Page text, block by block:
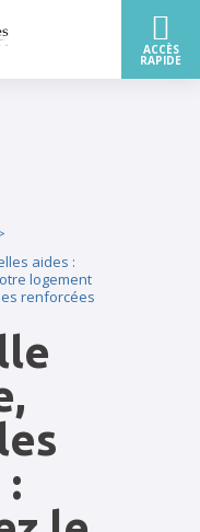
aides :
logement
renforcées